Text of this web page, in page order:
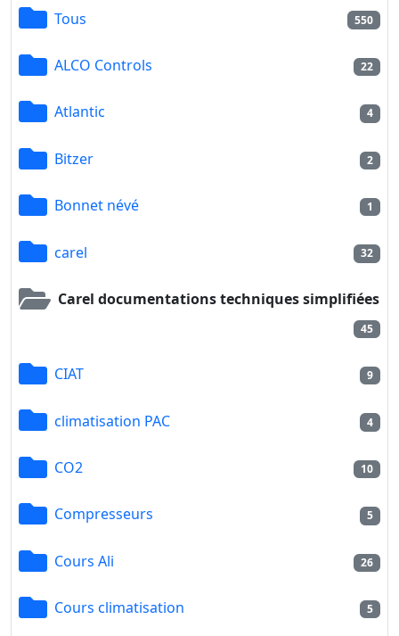
Tous 550
ALCO Controls 22
Atlantic 4
Bitzer 2
Bonnet névé 1
carel 32
Carel documentations techniques simplifiées
45
CIAT 9
climatisation PAC 4
CO2 10
Compresseurs 5
Cours Ali 26
Cours climatisation 5